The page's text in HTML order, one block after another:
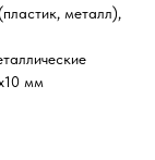
металл),
мм